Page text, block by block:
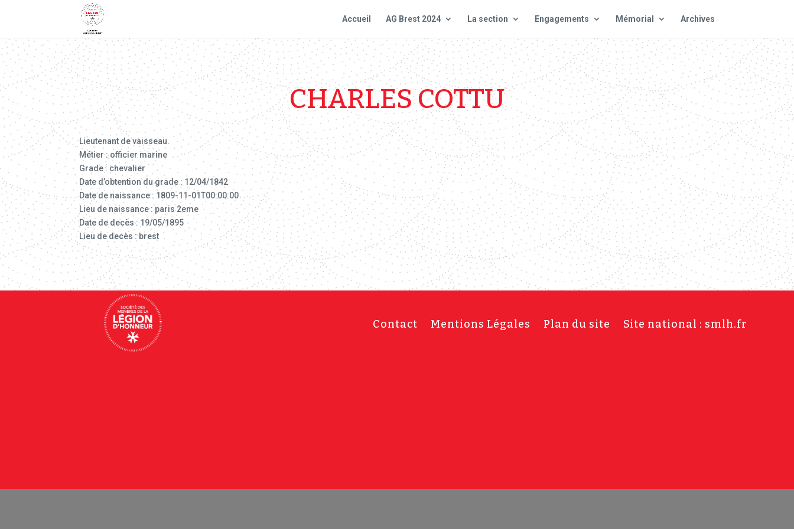
Accueil AG Brest 2024 La section Engagements Mémorial Archives
CHARLES COTTU
Lieutenant de vaisseau.
Métier : officier marine
Grade : chevalier
Date d’obtention du grade : 12/04/1842
Date de naissance : 1809-11-01T00:00:00
Lieu de naissance : paris 2eme
Date de decès : 19/05/1895
Lieu de decès : brest
Contact Mentions Légales Plan du site Site national : smlh.fr